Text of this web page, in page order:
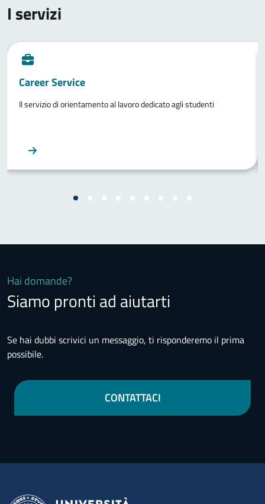
I servizi
Career Service
Il servizio di orientamento al lavoro dedicato agli studenti
Hai domande?
Siamo pronti ad aiutarti
Se hai dubbi scrivici un messaggio, ti risponderemo il prima
possibile.
CONTATTACI